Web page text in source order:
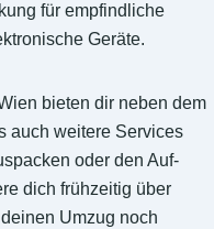
für empfindliche
Geräte.
bieten dir neben dem
auch weitere Services
oder den Auf-
dich frühzeitig über
Umzug noch